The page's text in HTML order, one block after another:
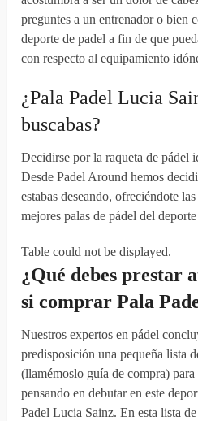
preguntes a un entrenador o bien
deporte de padel a fin de que
con respecto al equipamiento
¿Pala Padel Lucia
buscabas?
Decidirse por la raqueta de pádel
Desde Padel Around hemos
estabas deseando, ofreciéndote
mejores palas de pádel del deporte
Table could not be displayed.
¿Qué debesprestar
si comprar Pala
Nuestros expertos en pádel
predisposición una pequeña lista
(llamémoslo guía de compra)
pensando en debutar en este
Padel Lucia Sainz. En esta lista